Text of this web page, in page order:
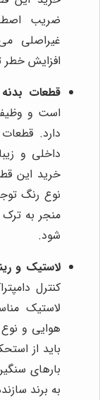
ضریب
غیراصلی
افزایش
قطعات
است و
دارد.
داخلی و
خرید این
نوع رنگ
منجر به
شود.
لاستیک و
کنترل
لاستیک
هوایی و
باید از
بارهای
به برند